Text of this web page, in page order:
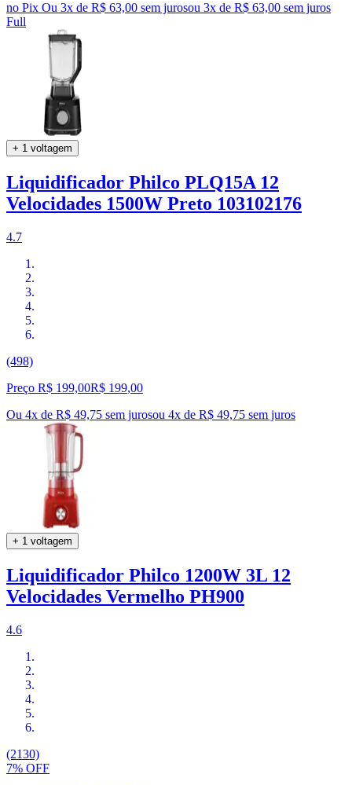
no Pix Ou 3x de R$ 63,00 sem jurosou 3x de R$ 63,00 sem juros
Full
+ 1 voltagem
Liquidificador Philco PLQ15A 12
Velocidades 1500W Preto 103102176
4.7
(498)
Preço R$ 199,00R$ 199,00
Ou 4x de R$ 49,75 sem jurosou 4x de R$ 49,75 sem juros
+ 1 voltagem
Liquidificador Philco 1200W 3L 12
Velocidades Vermelho PH900
4.6
(2130)
7% OFF